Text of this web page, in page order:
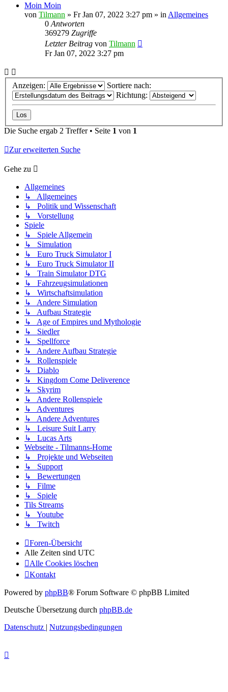
Moin Moin
von Tilmann » Fr Jan 07, 2022 3:27 pm » in Allgemeines
0 Antworten
369279 Zugriffe
Letzter Beitrag von Tilmann
Fr Jan 07, 2022 3:27 pm
Anzeigen:
Sortiere nach:
Richtung:
Die Suche ergab 2 Treffer • Seite 1 von 1
Zur erweiterten Suche
Gehe zu
Allgemeines
↳ Allgemeines
↳ Politik und Wissenschaft
↳ Vorstellung
Spiele
↳ Spiele Allgemein
↳ Simulation
↳ Euro Truck Simulator I
↳ Euro Truck Simulator II
↳ Train Simulator DTG
↳ Fahrzeugsimulationen
↳ Wirtschaftsimulation
↳ Andere Simulation
↳ Aufbau Strategie
↳ Age of Empires und Mythologie
↳ Siedler
↳ Spellforce
↳ Andere Aufbau Strategie
↳ Rollenspiele
↳ Diablo
↳ Kingdom Come Deliverence
↳ Skyrim
↳ Andere Rollenspiele
↳ Adventures
↳ Andere Adventures
↳ Leisure Suit Larry
↳ Lucas Arts
Webseite - Tilmanns-Home
↳ Projekte und Webseiten
↳ Support
↳ Bewertungen
↳ Filme
↳ Spiele
Tils Streams
↳ Youtube
↳ Twitch
Foren-Übersicht
Alle Zeiten sind UTC
Alle Cookies löschen
Kontakt
Powered by phpBB® Forum Software © phpBB Limited
Deutsche Übersetzung durch phpBB.de
Datenschutz
Nutzungsbedingungen